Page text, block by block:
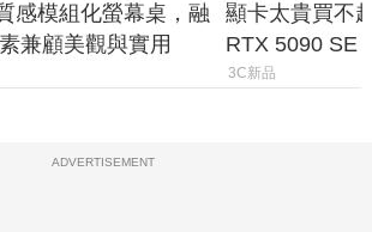
感模組化螢幕桌，融
兼顧美觀與實用
顯卡太貴買不
RTX 5090 SE
體
3C新品
ADVERTISEMENT